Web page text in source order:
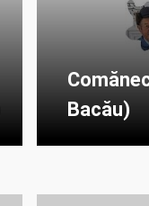
Bacău)